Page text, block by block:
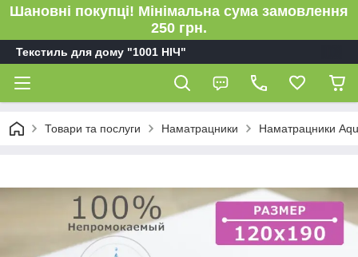
Шановні покупці! Мінімальна сума замовлення
250 грн.
Текстиль для дому "1001 НІЧ"
Товари та послуги Наматрацники Наматрацники